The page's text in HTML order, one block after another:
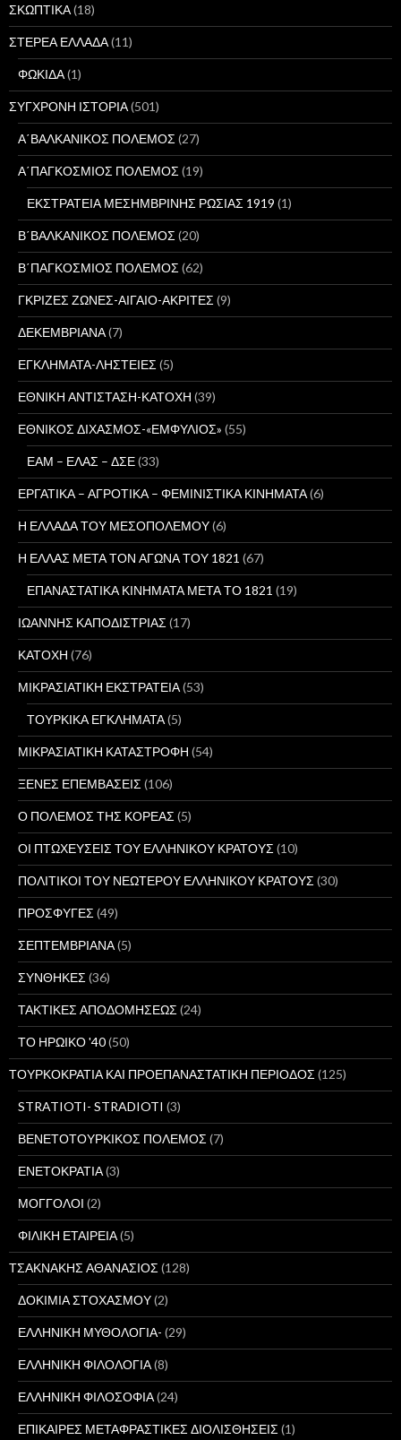
ΣΚΩΠΤΙΚΑ(18)
ΣΤΕΡΕΑ ΕΛΛΑΔΑ(11)
ΦΩΚΙΔΑ(1)
ΣΥΓΧΡΟΝΗ ΙΣΤΟΡΙΑ(501)
Α΄ΒΑΛΚΑΝΙΚΟΣ ΠΟΛΕΜΟΣ (27)
Α΄ΠΑΓΚΟΣΜΙΟΣ ΠΟΛΕΜΟΣ (19)
ΕΚΣΤΡΑΤΕΙΑ ΜΕΣΗΜΒΡΙΝΗΣ ΡΩΣΙΑΣ 1919 (1)
Β΄ΒΑΛΚΑΝΙΚΟΣ ΠΟΛΕΜΟΣ (20)
Β΄ΠΑΓΚΟΣΜΙΟΣ ΠΟΛΕΜΟΣ (62)
ΓΚΡΙΖΕΣ ΖΩΝΕΣ-ΑΙΓΑΙΟ-ΑΚΡΙΤΕΣ (9)
ΔΕΚΕΜΒΡΙΑΝΑ(7)
ΕΓΚΛΗΜΑΤΑ-ΛΗΣΤΕΙΕΣ (5)
ΕΘΝΙΚΗ ΑΝΤΙΣΤΑΣΗ-ΚΑΤΟΧΗ (39)
ΕΘΝΙΚΟΣ ΔΙΧΑΣΜΟΣ-«ΕΜΦΥΛΙΟΣ» (55)
ΕΑΜ – ΕΛΑΣ – ΔΣΕ(33)
ΕΡΓΑΤΙΚΑ – ΑΓΡΟΤΙΚΑ – ΦΕΜΙΝΙΣΤΙΚΑ ΚΙΝΗΜΑΤΑ(6)
Η ΕΛΛΑΔΑ ΤΟΥ ΜΕΣΟΠΟΛΕΜΟΥ(6)
Η ΕΛΛΑΣ ΜΕΤΑ ΤΟΝ ΑΓΩΝΑ ΤΟΥ 1821 (67)
ΕΠΑΝΑΣΤΑΤΙΚΑ ΚΙΝΗΜΑΤΑ ΜΕΤΑ ΤΟ 1821 (19)
ΙΩΑΝΝΗΣ ΚΑΠΟΔΙΣΤΡΙΑΣ (17)
ΚΑΤΟΧΗ (76)
ΜΙΚΡΑΣΙΑΤΙΚΗ ΕΚΣΤΡΑΤΕΙΑ(53)
ΤΟΥΡΚΙΚΑ ΕΓΚΛΗΜΑΤΑ(5)
ΜΙΚΡΑΣΙΑΤΙΚΗ ΚΑΤΑΣΤΡΟΦΗ (54)
ΞΕΝΕΣ ΕΠΕΜΒΑΣΕΙΣ (106)
Ο ΠΟΛΕΜΟΣ ΤΗΣ ΚΟΡΕΑΣ (5)
ΟΙ ΠΤΩΧΕΥΣΕΙΣ ΤΟΥ ΕΛΛΗΝΙΚΟΥ ΚΡΑΤΟΥΣ (10)
ΠΟΛΙΤΙΚΟΙ ΤΟΥ ΝΕΩΤΕΡΟΥ ΕΛΛΗΝΙΚΟΥ ΚΡΑΤΟΥΣ (30)
ΠΡΟΣΦΥΓΕΣ (49)
ΣΕΠΤΕΜΒΡΙΑΝΑ(5)
ΣΥΝΘΗΚΕΣ (36)
ΤΑΚΤΙΚΕΣ ΑΠΟΔΟΜΗΣΕΩΣ (24)
ΤΟ ΗΡΩΙΚΟ '40(50)
ΤΟΥΡΚΟΚΡΑΤΙΑ ΚΑΙ ΠΡΟΕΠΑΝΑΣΤΑΤΙΚΗ ΠΕΡΙΟΔΟΣ (125)
STRATIOTI- STRADIOTI (3)
ΒΕΝΕΤΟΤΟΥΡΚΙΚΟΣ ΠΟΛΕΜΟΣ (7)
ΕΝΕΤΟΚΡΑΤΙΑ(3)
ΜΟΓΓΟΛΟΙ (2)
ΦΙΛΙΚΗ ΕΤΑΙΡΕΙΑ(5)
ΤΣΑΚΝΑΚΗΣ ΑΘΑΝΑΣΙΟΣ (128)
ΔΟΚΙΜΙΑ ΣΤΟΧΑΣΜΟΥ(2)
ΕΛΛΗΝΙΚΗ ΜΥΘΟΛΟΓΙΑ- (29)
ΕΛΛΗΝΙΚΗ ΦΙΛΟΛΟΓΙΑ(8)
ΕΛΛΗΝΙΚΗ ΦΙΛΟΣΟΦΙΑ(24)
ΕΠΙΚΑΙΡΕΣ ΜΕΤΑΦΡΑΣΤΙΚΕΣ ΔΙΟΛΙΣΘΗΣΕΙΣ (1)